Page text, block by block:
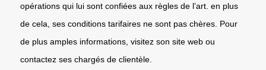
opérations qui lui sont confiées aux règles de l’art. en plus
de cela, ses conditions tarifaires ne sont pas chères. Pour
de plus amples informations, visitez son site web ou
contactez ses chargés de clientèle.